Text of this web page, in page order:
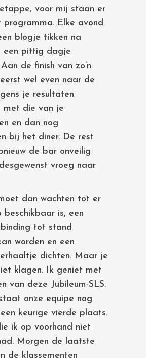
voor mij staan er
programma. Elke avond
blogje tikken na
een pittig dagje
de finish van zo’n
wel even naar de
je resultaten
met die van je
en dan nog
bij het diner. De rest
de bar onveilig
vroeg naar
dan wachten tot er
beschikbaar is, een
tot stand
worden en een
dichten. Maar je
klagen. Ik geniet met
van deze Jubileum-SLS.
onze equipe nog
keurige vierde plaats.
ik op voorhand niet
Morgen de laatste
de klassementen